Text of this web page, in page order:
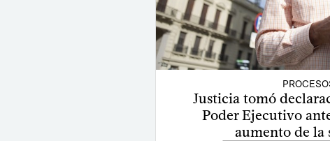
Justicia tomó
Poder Ejecutivo
aumento de la